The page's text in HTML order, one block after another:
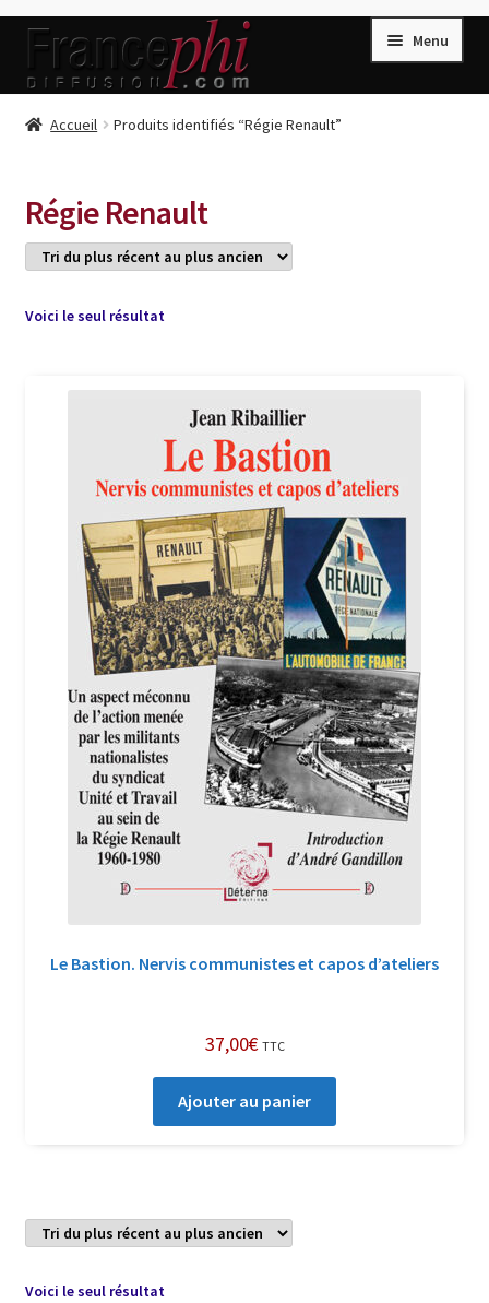
Aller
la
Aller
contenu
Menu
Accueil
Caisse
Compte
Conditions de Vente
Connection
Listes d’Envies
Livres de Peter Randa
Livres de Philippe Randa
Login Customizer
Newsletter
Nous Contacter
Politique de confidentialité et cookies
Qui sommes-nous ?
Soutien à Philippe Randa
Suivi de la Commande
Accueil Produits identifiés “Régie Renault”
Régie Renault
Voici le seul résultat
Le Bastion. Nervis communistes et capos d’ateliers
37,00€ TTC
Ajouter au panier
Voici le seul résultat